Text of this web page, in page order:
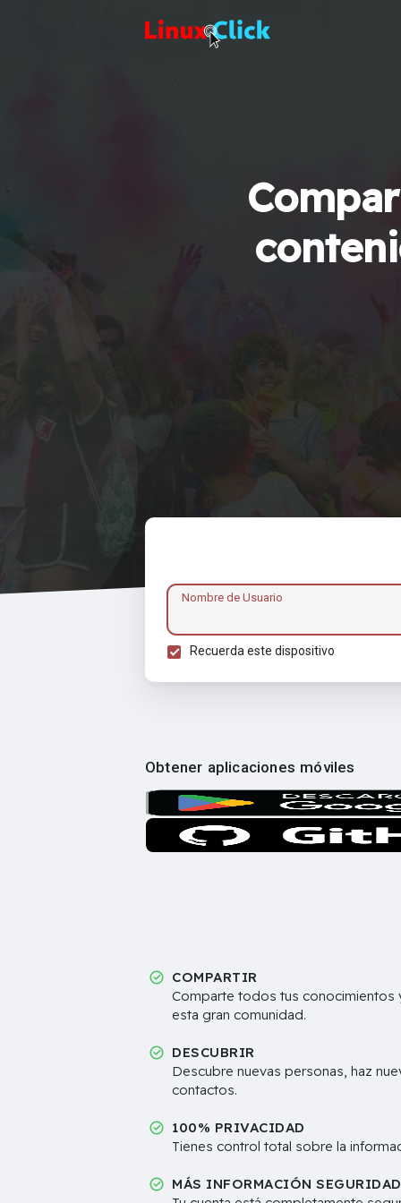
Nombre de Usuario
Recuerda este dispositivo
Obtener aplicaciones móviles
COMPARTIR
Comparte todos tus conocimientos
esta gran comunidad.
DESCUBRIR
Descubre nuevas personas, haz
contactos.
100% PRIVACIDAD
Tienes control total sobre la
MÁS INFORMACIÓN SEGURIDAD